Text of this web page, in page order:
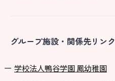
グループ施設・関係先リンク
学校法⼈鴨⾕学園 鳳幼稚園